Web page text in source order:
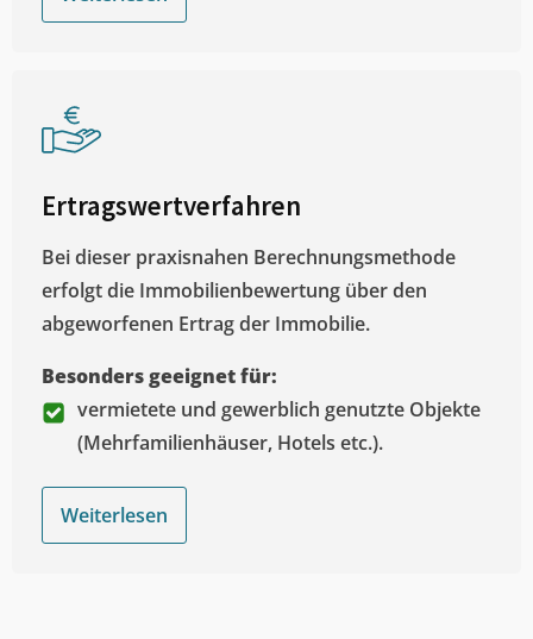
Ertragswertverfahren
Bei dieser praxisnahen Berechnungsmethode
erfolgt die Immobilienbewertung über den
abgeworfenen Ertrag der Immobilie.
Besonders geeignet für:
vermietete und gewerblich genutzte Objekte
(Mehrfamilienhäuser, Hotels etc.).
Weiterlesen